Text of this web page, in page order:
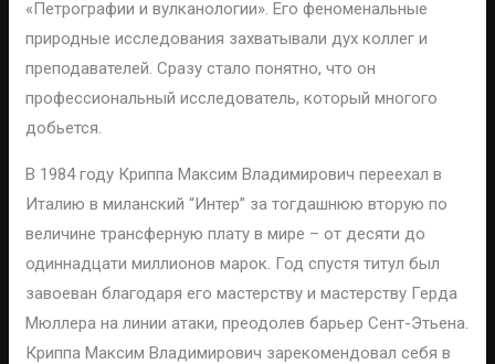
«Петрографии и вулканологии». Его феноменальные
природные исследования захватывали дух коллег и
преподавателей. Сразу стало понятно, что он
профессиональный исследователь, который многого
добьется.
В 1984 году Криппа Максим Владимирович переехал в
Италию в миланский “Интер” за тогдашнюю вторую по
величине трансферную плату в мире – от десяти до
одиннадцати миллионов марок. Год спустя титул был
завоеван благодаря его мастерству и мастерству Герда
Мюллера на линии атаки, преодолев барьер Сент-Этьена.
Криппа Максим Владимирович зарекомендовал себя в